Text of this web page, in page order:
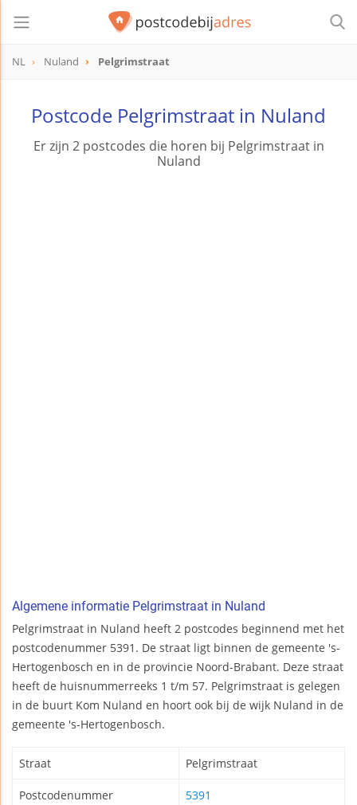
NL Nuland Pelgrimstraat
Postcode Pelgrimstraat in Nuland
Er zijn 2 postcodes die horen bij Pelgrimstraat in
Nuland
Algemene informatie Pelgrimstraat in Nuland
Pelgrimstraat in Nuland heeft 2 postcodes beginnend met het
postcodenummer 5391. De straat ligt binnen de gemeente 's-
Hertogenbosch en in de provincie Noord-Brabant. Deze straat
heeft de huisnummerreeks 1 t/m 57. Pelgrimstraat is gelegen
in de buurt Kom Nuland en hoort ook bij de wijk Nuland in de
gemeente 's-Hertogenbosch.
Straat Pelgrimstraat
Postcodenummer 5391